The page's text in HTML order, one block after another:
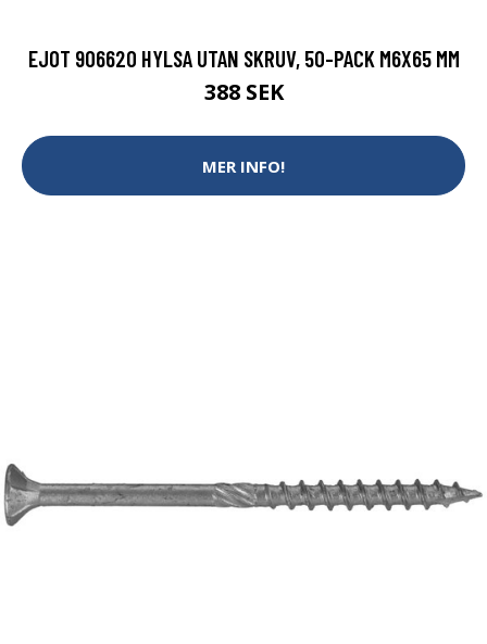
EJOT 906620 HYLSA UTAN SKRUV, 50-PACK M6X65 MM
388 SEK
MER INFO!